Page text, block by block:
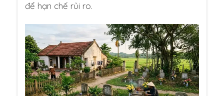
để hạn chế rủi ro.